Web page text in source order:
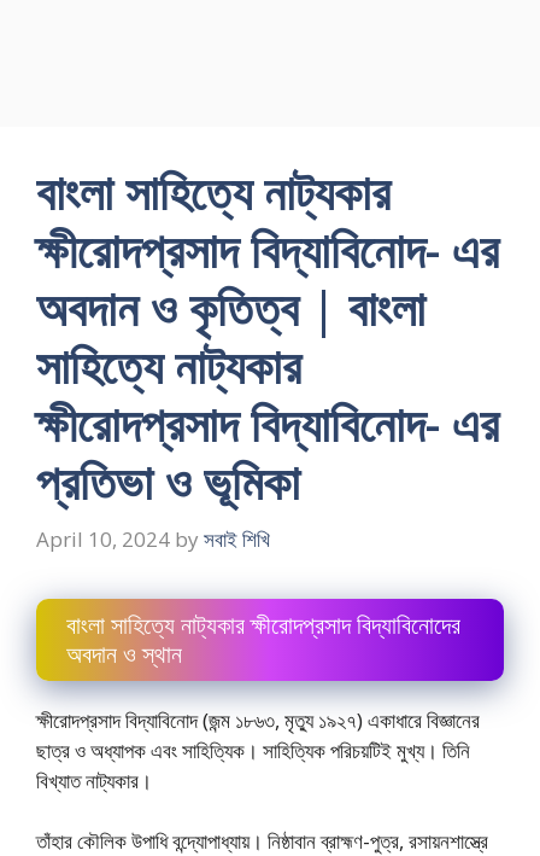
বাংলা সাহিত্যে নাট্যকার
ক্ষীরোদপ্রসাদ বিদ্যাবিনোদ- এর
অবদান ও কৃতিত্ব | বাংলা
সাহিত্যে নাট্যকার
ক্ষীরোদপ্রসাদ বিদ্যাবিনোদ- এর
প্রতিভা ও ভূমিকা
April 10, 2024 by সবাই শিখি
বাংলা সাহিত্যে নাট্যকার ক্ষীরোদপ্রসাদ বিদ্যাবিনোদের
অবদান ও স্থান
ক্ষীরোদপ্রসাদ বিদ্যাবিনোদ (জন্ম ১৮৬৩, মৃত্যু ১৯২৭) একাধারে বিজ্ঞানের
ছাত্র ও অধ্যাপক এবং সাহিত্যিক। সাহিত্যিক পরিচয়টিই মুখ্য। তিনি
বিখ্যাত নাট্যকার।
তাঁহার কৌলিক উপাধি বন্দ্যোপাধ্যায়। নিষ্ঠাবান ব্রাহ্মণ-পুত্র, রসায়নশাস্ত্রে